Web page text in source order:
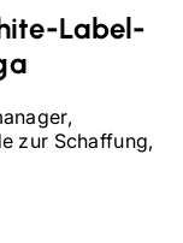
Label-
zur Schaffung,